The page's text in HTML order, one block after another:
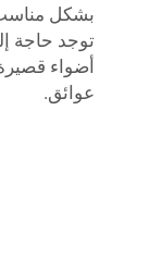
بشكل
توجد حاجة
أضواء
عوائق.